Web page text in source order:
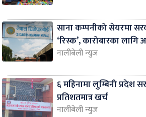
साना कम्पनीको सेयरमा
‘रिस्क’, कारोबारका लागि
नालीबेली न्युज
६ महिनामा लुम्बिनी प्रदेश
प्रतिशतमात्र खर्च
नालीबेली न्युज